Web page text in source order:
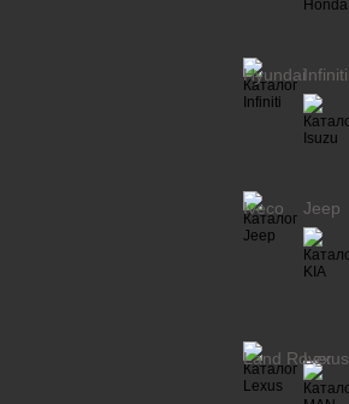
HyundaiInfiniti
Iveco
Jeep
Land Rover
Lexus